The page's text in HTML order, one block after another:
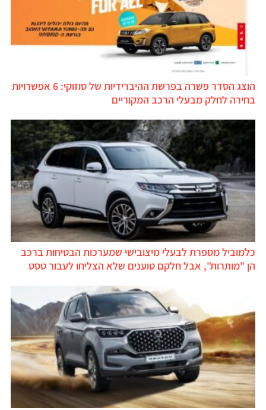
הוצג הסדר פשרה בפרשת ההיברידיות של סוזוקי: 6 אפשרויות
בחירה לחלק מבעלי הרכב המקוריים
כלמוביל מספרת לבעלי מיצובישי שמערכות הבטיחות ברכב
הן "מותרות", אבל חלקם טוענים שלא הצליחו לעבור טסט